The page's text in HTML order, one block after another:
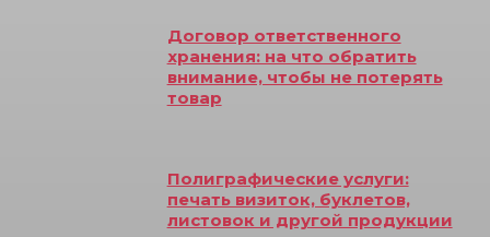
Договор ответственного
хранения: на что обратить
внимание, чтобы не потерять
товар
Полиграфические услуги:
печать визиток, буклетов,
листовок и другой продукции